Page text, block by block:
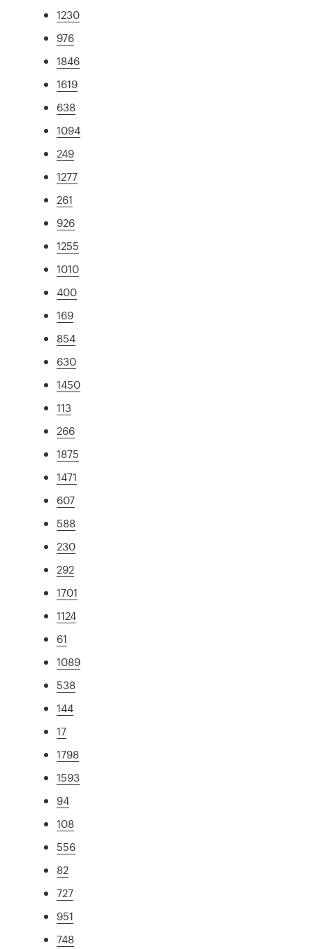
1230
976
1846
1619
638
1094
249
1277
261
926
1255
1010
400
169
854
630
1450
113
266
1875
1471
607
588
230
292
1701
1124
61
1089
538
144
17
1798
1593
94
108
556
82
727
951
748